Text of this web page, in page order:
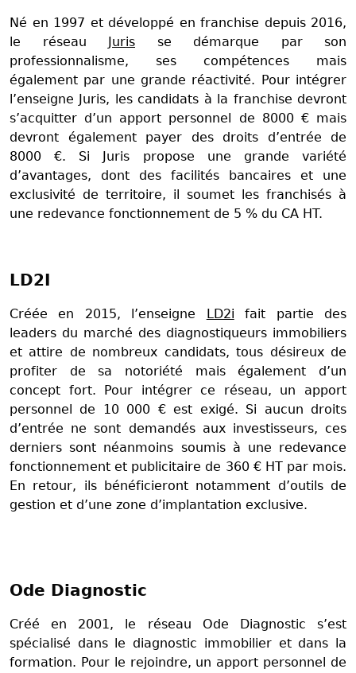
Né en 1997 et développé en franchise depuis 2016,
le réseau
Juris se démarque par son
professionnalisme, ses compétences mais
également par une grande réactivité. Pour intégrer
l’enseigne Juris, les candidats à la franchise devront
s’acquitter d’un apport personnel de 8000 € mais
devront également payer des droits d’entrée de
8000 €. Si Juris propose une grande variété
d’avantages, dont des facilités bancaires et une
exclusivité de territoire, il soumet les franchisés à
une redevance fonctionnement de 5 % du CA HT.
LD2I
Créée en 2015, l’enseigne LD2i fait partie des
leaders du marché des diagnostiqueurs immobiliers
et attire de nombreux candidats, tous désireux de
profiter de sa notoriété mais également d’un
concept fort. Pour intégrer ce réseau, un apport
personnel de 10 000 € est exigé. Si aucun droits
d’entrée ne sont demandés aux investisseurs, ces
derniers sont néanmoins soumis à une redevance
fonctionnement et publicitaire de 360 € HT par mois.
En retour, ils bénéficieront notamment d’outils de
gestion et d’une zone d’implantation exclusive.
Ode Diagnostic
Créé en 2001, le réseau Ode Diagnostic s’est
spécialisé dans le diagnostic immobilier et dans la
formation. Pour le rejoindre, un apport personnel de